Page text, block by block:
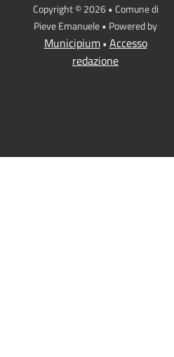
Copyright © 2026 • Comune di
Pieve Emanuele • Powered by
Municipium• Accesso
redazione